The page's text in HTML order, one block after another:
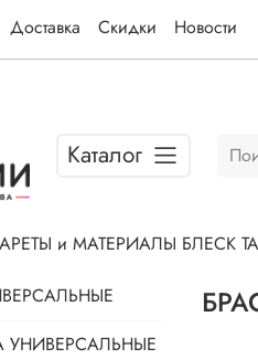
Доставка Скидки Новости
Каталог
и МАТЕРИАЛЫ БЛЕСК